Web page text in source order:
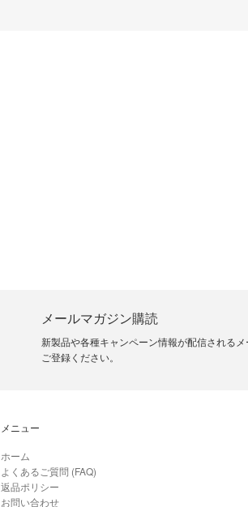
メールマガジン購読
新製品や各種キャンペーン情報が配信される
ご登録ください。
メニュー
ホーム
よくあるご質問 (FAQ)
返品ポリシー
お問い合わせ